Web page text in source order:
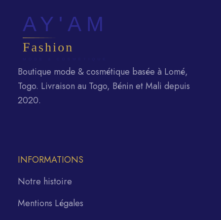
Boutique mode & cosmétique basée à Lomé,
Togo. Livraison au Togo, Bénin et Mali depuis
2020.
INFORMATIONS
Notre histoire
Mentions Légales